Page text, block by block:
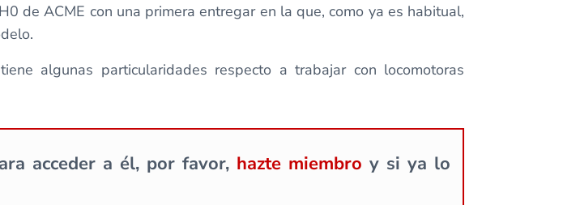
de ACME con una primera entregar en la que, como ya es habitual,
algunas particularidades respecto a trabajar con locomotoras
acceder a él, por favor, hazte miembro y si ya lo